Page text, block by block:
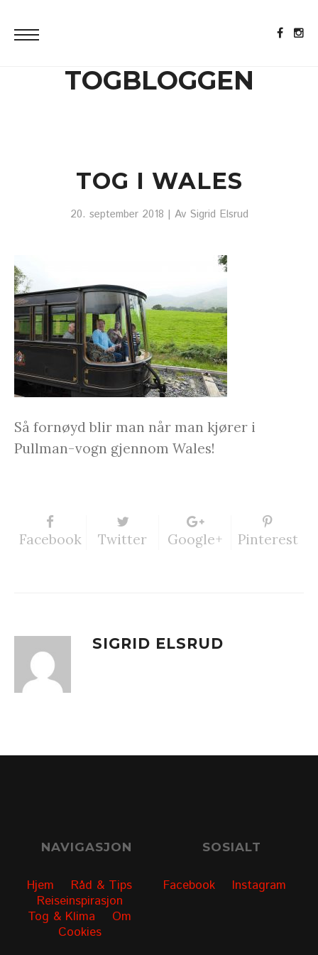
TOGBLOGGEN
TOG I WALES
20. september 2018 | Av Sigrid Elsrud
Så fornøyd blir man når man kjører i
Pullman-vogn gjennom Wales!
Facebook Twitter Google+ Pinterest
SIGRID ELSRUD
NAVIGASJON
Hjem
Råd & Tips
Reiseinspirasjon
Tog & Klima
Om
Cookies
SOSIALT
Facebook Instagram